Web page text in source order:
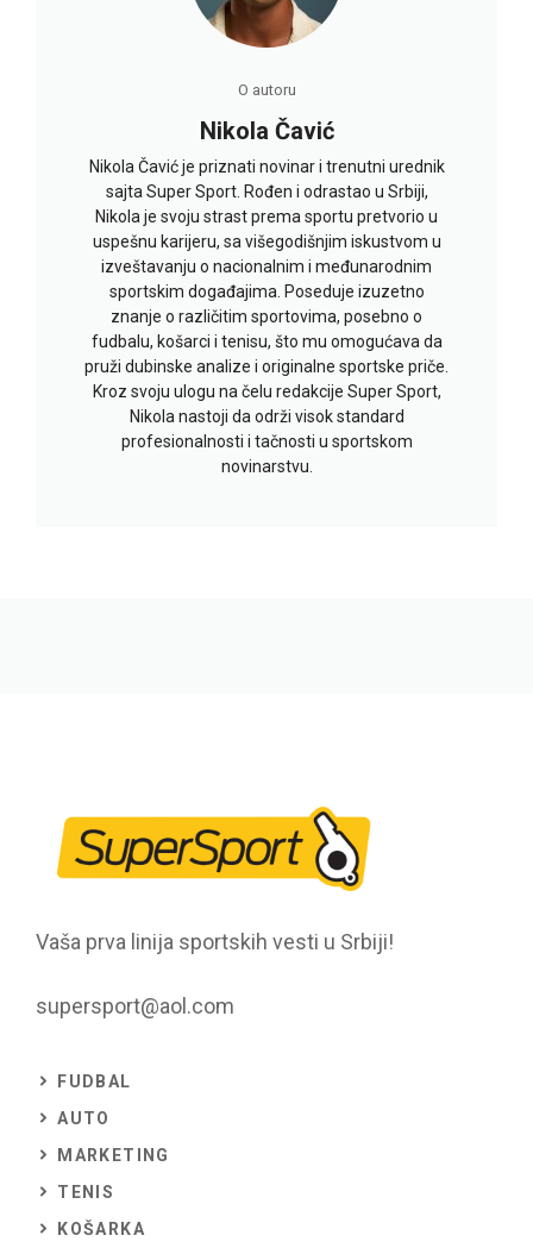
O autoru
Nikola Čavić
Nikola Čavić je priznati novinar i trenutni urednik
sajta Super Sport. Rođen i odrastao u Srbiji,
Nikola je svoju strast prema sportu pretvorio u
uspešnu karijeru, sa višegodišnjim iskustvom u
izveštavanju o nacionalnim i međunarodnim
sportskim događajima. Poseduje izuzetno
znanje o različitim sportovima, posebno o
fudbalu, košarci i tenisu, što mu omogućava da
pruži dubinske analize i originalne sportske priče.
Kroz svoju ulogu na čelu redakcije Super Sport,
Nikola nastoji da održi visok standard
profesionalnosti i tačnosti u sportskom
novinarstvu.
Vaša prva linija sportskih vesti u Srbiji!
supersport@aol.com
FUDBAL
AUTO
MARKETING
TENIS
KOŠARKA